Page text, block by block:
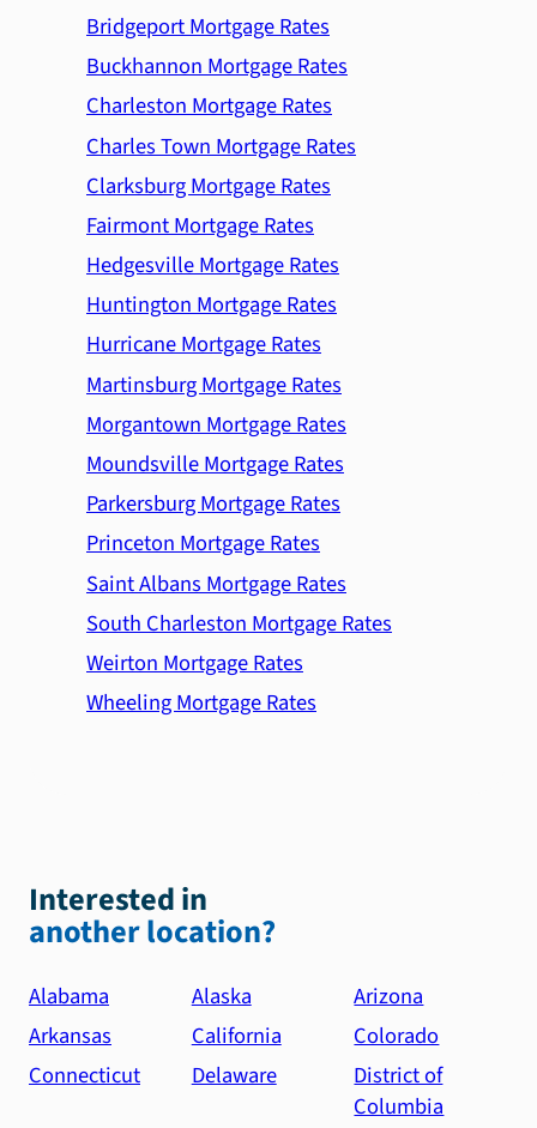
Bridgeport Mortgage Rates
Buckhannon Mortgage Rates
Charleston Mortgage Rates
Charles Town Mortgage Rates
Clarksburg Mortgage Rates
Fairmont Mortgage Rates
Hedgesville Mortgage Rates
Huntington Mortgage Rates
Hurricane Mortgage Rates
Martinsburg Mortgage Rates
Morgantown Mortgage Rates
Moundsville Mortgage Rates
Parkersburg Mortgage Rates
Princeton Mortgage Rates
Saint Albans Mortgage Rates
South Charleston Mortgage Rates
Weirton Mortgage Rates
Wheeling Mortgage Rates
Interested in
another location?
Alabama Alaska
Arizona
Arkansas
California
Colorado
Connecticut
Delaware
District of
Columbia